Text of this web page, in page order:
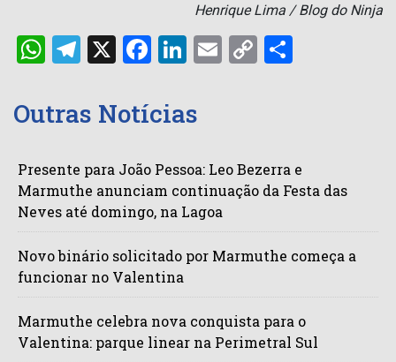
Henrique Lima / Blog do Ninja
WhatsApp
Telegram
X Facebook
LinkedIn
Email
Copy
Outras Notícias
Presente para João Pessoa: Leo Bezerra e
Marmuthe anunciam continuação da Festa das
Neves até domingo, na Lagoa
Novo binário solicitado por Marmuthe começa a
funcionar no Valentina
Marmuthe celebra nova conquista para o
Valentina: parque linear na Perimetral Sul